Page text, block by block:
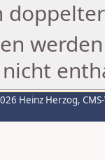
Heinz Herzog,